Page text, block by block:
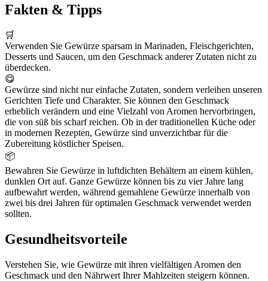
Fakten & Tipps
🛒
Verwenden Sie Gewürze sparsam in Marinaden, Fleischgerichten,
Desserts und Saucen, um den Geschmack anderer Zutaten nicht zu
überdecken.
😋
Gewürze sind nicht nur einfache Zutaten, sondern verleihen unseren
Gerichten Tiefe und Charakter. Sie können den Geschmack
erheblich verändern und eine Vielzahl von Aromen hervorbringen,
die von süß bis scharf reichen. Ob in der traditionellen Küche oder
in modernen Rezepten, Gewürze sind unverzichtbar für die
Zubereitung köstlicher Speisen.
📦
Bewahren Sie Gewürze in luftdichten Behältern an einem kühlen,
dunklen Ort auf. Ganze Gewürze können bis zu vier Jahre lang
aufbewahrt werden, während gemahlene Gewürze innerhalb von
zwei bis drei Jahren für optimalen Geschmack verwendet werden
sollten.
Gesundheitsvorteile
Verstehen Sie, wie Gewürze mit ihren vielfältigen Aromen den
Geschmack und den Nährwert Ihrer Mahlzeiten steigern können.